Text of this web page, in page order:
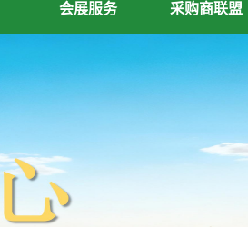
会展服务 采购商联盟